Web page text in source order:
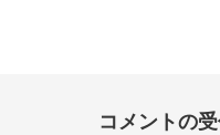
コメントの